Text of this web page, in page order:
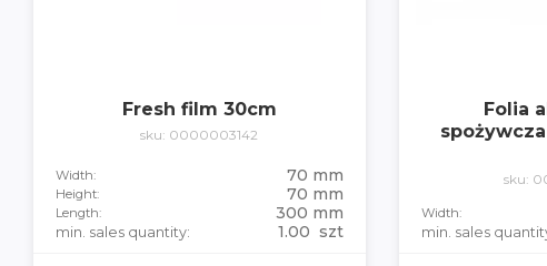
Fresh film 30cm
sku: 0000003142
Width: 70 mm
Height: 70 mm
Length: 300 mm
min. sales quantity: 1.00 szt
Folia
sku:
Width:
min. sales